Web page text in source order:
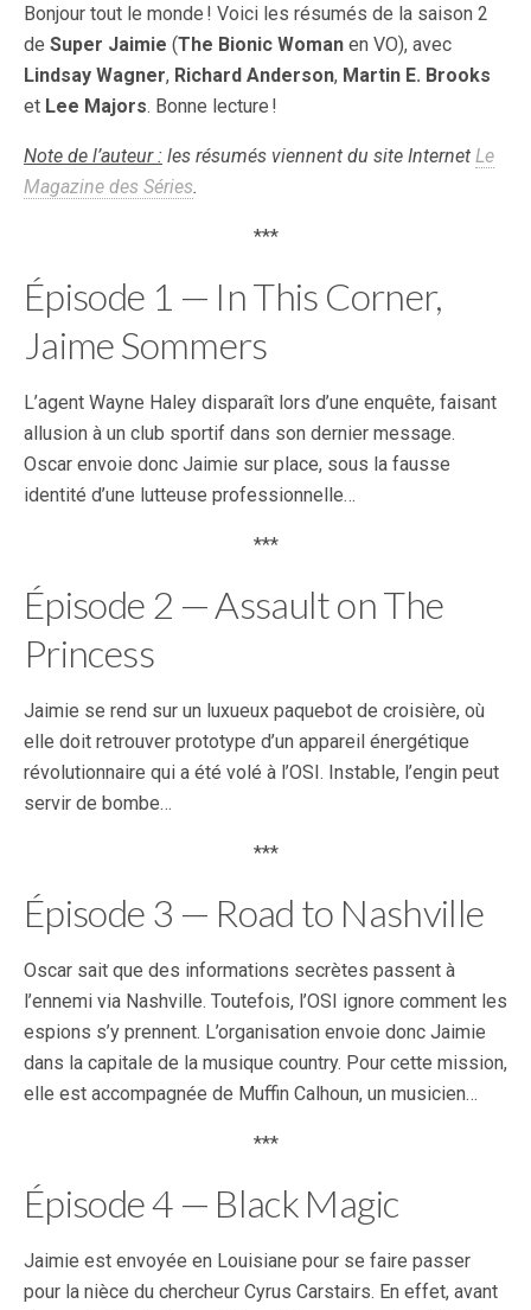
Bonjour tout le monde ! Voici les résumés de la saison 2
de Super Jaimie (The Bionic Woman en VO), avec
Lindsay Wagner, Richard Anderson, Martin E. Brooks
et Lee Majors. Bonne lecture !
Note de l’auteur : les résumés viennent du site Internet Le
Magazine des Séries.
***
Épisode 1 — In This Corner,
Jaime Sommers
L’agent Wayne Haley disparaît lors d’une enquête, faisant
allusion à un club sportif dans son dernier message.
Oscar envoie donc Jaimie sur place, sous la fausse
identité d’une lutteuse professionnelle…
***
Épisode 2 — Assault on The
Princess
Jaimie se rend sur un luxueux paquebot de croisière, où
elle doit retrouver prototype d’un appareil énergétique
révolutionnaire qui a été volé à l’OSI. Instable, l’engin peut
servir de bombe…
***
Épisode 3 — Road to Nashville
Oscar sait que des informations secrètes passent à
l’ennemi via Nashville. Toutefois, l’OSI ignore comment les
espions s’y prennent. L’organisation envoie donc Jaimie
dans la capitale de la musique country. Pour cette mission,
elle est accompagnée de Muffin Calhoun, un musicien…
***
Épisode 4 — Black Magic
Jaimie est envoyée en Louisiane pour se faire passer
pour la nièce du chercheur Cyrus Carstairs. En effet, avant